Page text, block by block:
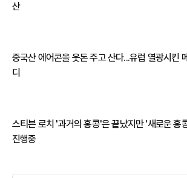
산
중국산 에어콘을 웃돈 주고 산다...유럽 열광시킨
디
스티븐 로치 '과거의 홍콩'은 끝났지만 '새로운 홍
진행중